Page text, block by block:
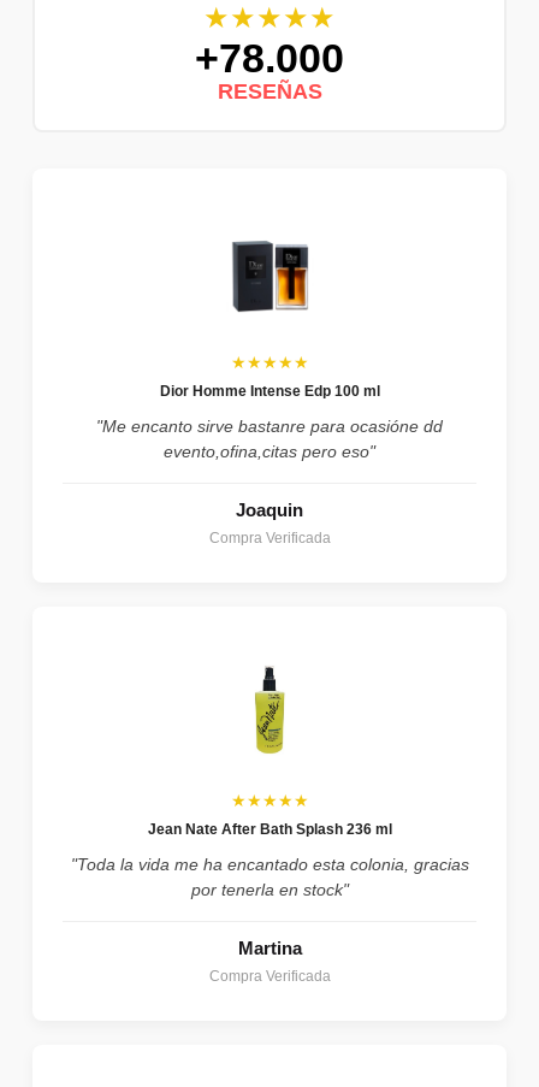
★★★★★
+78.000
RESEÑAS
★★★★★
Dior Homme Intense Edp 100 ml
"Me encanto sirve bastanre para ocasióne dd
evento,ofina,citas pero eso"
Joaquin
Compra Verificada
★★★★★
Jean Nate After Bath Splash 236 ml
"Toda la vida me ha encantado esta colonia, gracias
por tenerla en stock"
Martina
Compra Verificada